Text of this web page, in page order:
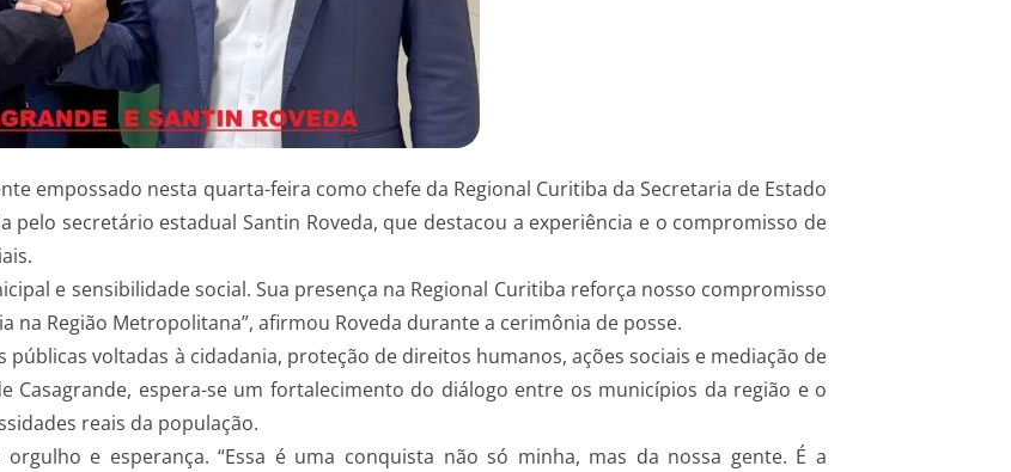
empossado nesta quarta-feira como chefe da Regional Curitiba da Secretaria de Estado
pelo secretário estadual Santin Roveda, que destacou a experiência e o compromisso de
e sensibilidade social. Sua presença na Regional Curitiba reforça nosso compromisso
na Região Metropolitana”, afirmou Roveda durante a cerimônia de posse.
voltadas à cidadania, proteção de direitos humanos, ações sociais e mediação de
Casagrande, espera-se um fortalecimento do diálogo entre os municípios da região e o
reais da população.
e esperança. “Essa é uma conquista não só minha, mas da nossa gente. É a